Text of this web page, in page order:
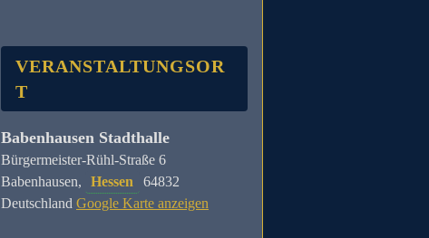
VERANSTALTUNGSOR
T
Babenhausen Stadthalle
Bürgermeister-Rühl-Straße 6
Babenhausen, Hessen
64832
Deutschland Google Karte anzeigen